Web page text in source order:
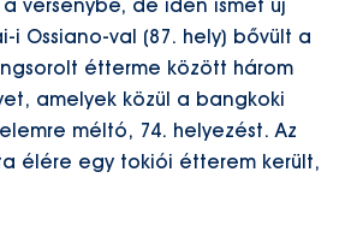
versenybe, de idén ismét új
i Ossiano-val (87. hely) bővült a
étterme között három
amelyek közül a bangkoki
méltó, 74. helyezést. Az
élére egy tokiói étterem került,